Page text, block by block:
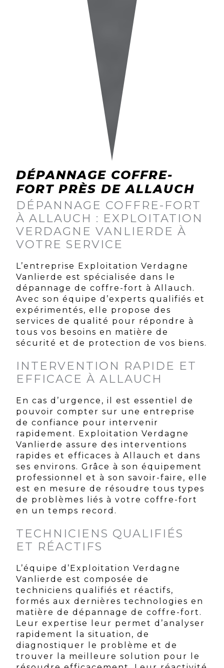
DÉPANNAGE COFFRE-
FORT PRÈS DE ALLAUCH
DÉPANNAGE COFFRE-FORT
À ALLAUCH : EXPLOITATION
VERDAGNE VANLIERDE À
VOTRE SERVICE
L’entreprise Exploitation Verdagne
Vanlierde est spécialisée dans le
dépannage de coffre-fort à Allauch.
Avec son équipe d’experts qualifiés et
expérimentés, elle propose des
services de qualité pour répondre à
tous vos besoins en matière de
sécurité et de protection de vos biens.
INTERVENTION RAPIDE ET
EFFICACE À ALLAUCH
En cas d’urgence, il est essentiel de
pouvoir compter sur une entreprise
de confiance pour intervenir
rapidement. Exploitation Verdagne
Vanlierde assure des interventions
rapides et efficaces à Allauch et dans
ses environs. Grâce à son équipement
professionnel et à son savoir-faire, elle
est en mesure de résoudre tous types
de problèmes liés à votre coffre-fort
en un temps record.
TECHNICIENS QUALIFIÉS
ET RÉACTIFS
L’équipe d’Exploitation Verdagne
Vanlierde est composée de
techniciens qualifiés et réactifs,
formés aux dernières technologies en
matière de dépannage de coffre-fort.
Leur expertise leur permet d’analyser
rapidement la situation, de
diagnostiquer le problème et de
trouver la meilleure solution pour le